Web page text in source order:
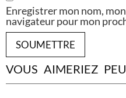
Enregistrer mon nom,
navigateur pour mon
VOUS AIMERIEZ